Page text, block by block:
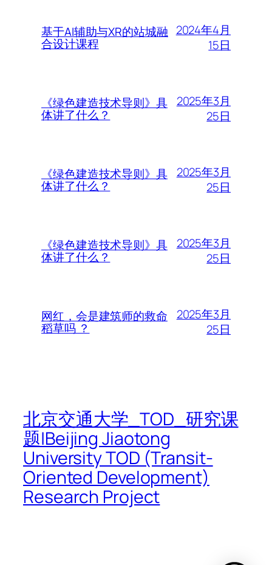
基于AI辅助与XR的站城融
合设计课程
2024年4月
15日
《绿色建造技术导则》具
体讲了什么？
2025年3月
25日
《绿色建造技术导则》具
体讲了什么？
2025年3月
25日
《绿色建造技术导则》具
体讲了什么？
2025年3月
25日
网红，会是建筑师的救命
稻草吗 ？
2025年3月
25日
北京交通大学_TOD_研究课
题|Beijing Jiaotong
University TOD (Transit-
Oriented Development)
Research Project